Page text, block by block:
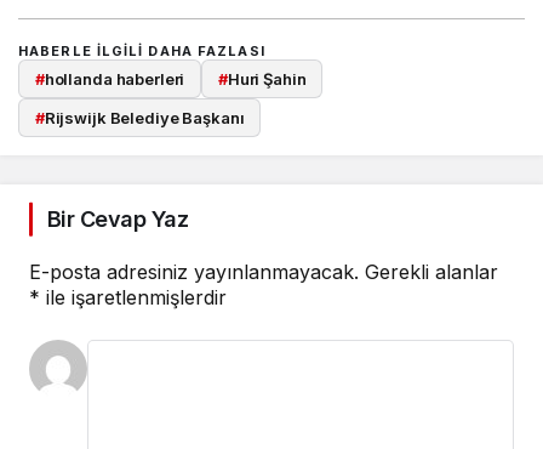
HABERLE ILGILI DAHA FAZLASI
#hollanda haberleri #Huri Şahin
#Rijswijk Belediye Başkanı
Bir Cevap Yaz
E-posta adresiniz yayınlanmayacak. Gerekli alanlar
* ile işaretlenmişlerdir